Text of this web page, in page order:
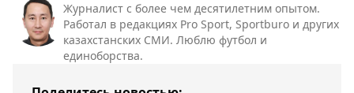
Журналист с более чем десятилетним опытом.
Работал в редакциях Pro Sport, Sportburo и других
казахстанских СМИ. Люблю футбол и
единоборства.